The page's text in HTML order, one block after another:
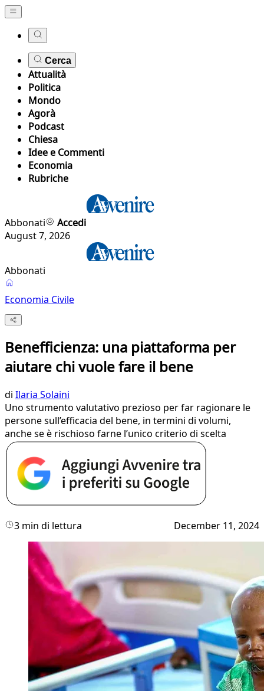
Cerca
Attualità
Politica
Mondo
Agorà
Podcast
Chiesa
Idee e Commenti
Economia
Rubriche
Abbonati
Accedi
August 7, 2026
Abbonati
Economia Civile
Benefficienza: una piattaforma per
aiutare chi vuole fare il bene
di Ilaria Solaini
Uno strumento valutativo prezioso per far ragionare le
persone sull’efficacia del bene, in termini di volumi,
anche se è rischioso farne l’unico criterio di scelta
3 min di lettura December 11, 2024